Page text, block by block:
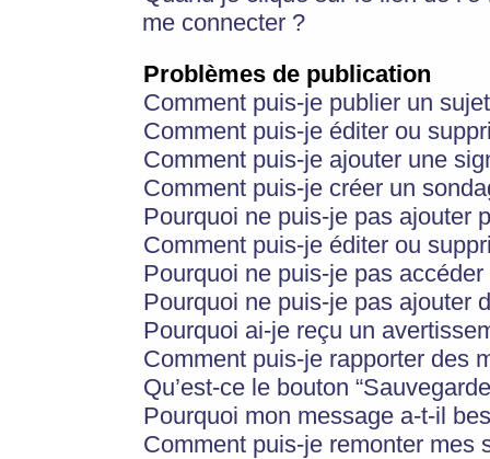
me connecter ?
Problèmes de publication
Comment puis-je publier un
Comment puis-je éditer ou
Comment puis-je ajouter une
Comment puis-je créer un
Pourquoi ne puis-je pas ajouter
Comment puis-je éditer ou
Pourquoi ne puis-je pas
Pourquoi ne puis-je pas ajouter
Pourquoi ai-je reçu un
Comment puis-je rapporter des
Qu’est-ce le bouton
Pourquoi mon message a-t-il
Comment puis-je remonter mes